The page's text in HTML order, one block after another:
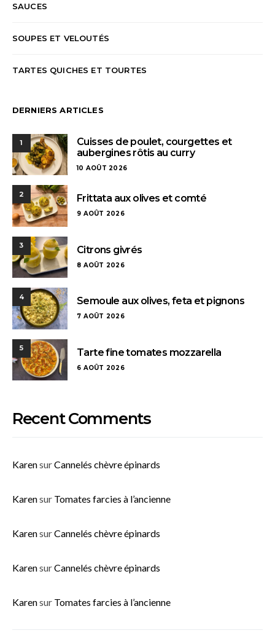
SAUCES
SOUPES ET VELOUTÉS
TARTES QUICHES ET TOURTES
DERNIERS ARTICLES
1
Cuisses de poulet, courgettes et
aubergines rôtis au curry
10 AOÛT 2026
2 Frittata aux olives et comté
9 AOÛT 2026
3 Citrons givrés
8 AOÛT 2026
4 Semoule aux olives, feta et pignons
7 AOÛT 2026
5 Tarte fine tomates mozzarella
6 AOÛT 2026
Recent Comments
KarensurCannelés chèvre épinards
Karensur Tomates farcies à l’ancienne
KarensurCannelés chèvre épinards
KarensurCannelés chèvre épinards
Karensur Tomates farcies à l’ancienne